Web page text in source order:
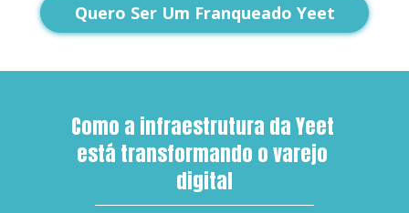
Quero Ser Um Franqueado Yeet
Como a infraestrutura da Yeet
está transformando o varejo
digital